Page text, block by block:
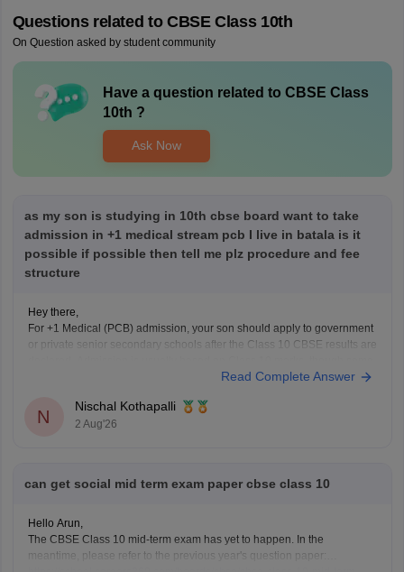
Questions related to CBSE Class 10th
On Question asked by student community
Have a question related to CBSE Class
10th ?
Ask Now
as my son is studying in 10th cbse board want to take
admission in +1 medical stream pcb I live in batala is it
possible if possible then tell me plz procedure and fee
structure
Hey there,
For +1 Medical (PCB) admission, your son should apply to government
or private senior secondary schools after the Class 10 CBSE results are
schools may conduct an entrance test or interview. Please mention your
Read Complete Answer
N
Nischal Kothapalli
2 Aug'26
can get social mid term exam paper cbse class 10
Hello Arun,
The CBSE Class 10 mid-term exam has yet to happen. In the
meantime, please refer to the previous year's question paper: